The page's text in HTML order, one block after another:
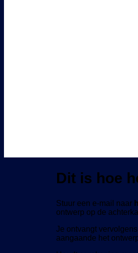
Dit is hoe
Stuur een e-mail naar
ontwerp op de
Je ontvangt
aangaande het